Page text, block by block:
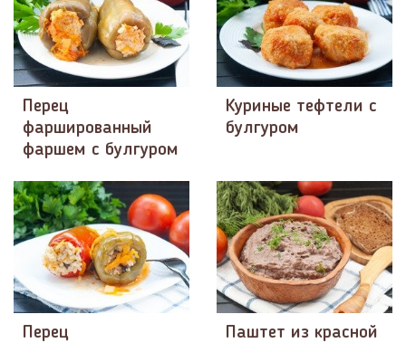
Перец
фаршированный
фаршем с булгуром
Куриные тефтели с
булгуром
Перец
Паштет из красной